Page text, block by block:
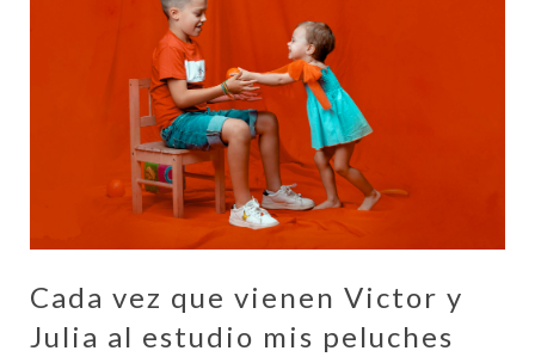
Cada vez que vienen Victor y
Julia al estudio mis peluches